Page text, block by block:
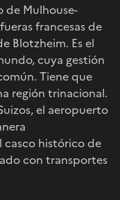
de Mulhouse-
francesas de
Blotzheim. Es el
cuya gestión
Tiene que
región trinacional.
el aeropuerto
casco histórico de
con transportes